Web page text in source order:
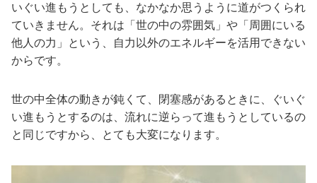
いぐい進もうとしても、なかなか思うように道がつくられ
ていきません。それは「世の中の雰囲気」や「周囲にいる
他人の力」という、自力以外のエネルギーを活用できない
からです。
世の中全体の動きが鈍くて、閉塞感があるときに、ぐいぐ
い進もうとするのは、流れに逆らって進もうとしているの
と同じですから、とても大変になります。